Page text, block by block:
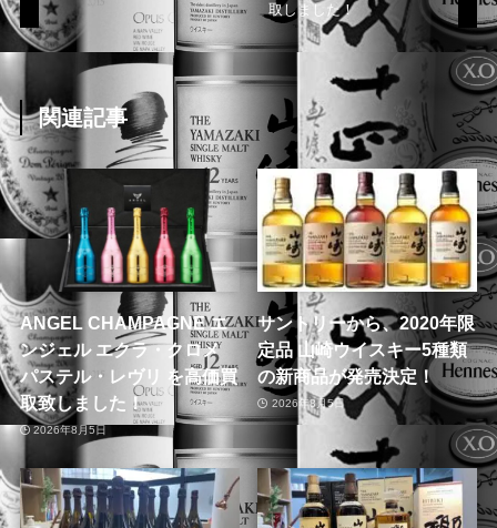
取しました！
関連記事
ANGEL CHAMPAGNE エ
ンジェル エクラ・クロメ
パステル・レヴリ を高価買
取致しました！
2026年8月5日
サントリーから、2020年限
定品 山崎ウイスキー5種類
の新商品が発売決定！
2026年8月5日